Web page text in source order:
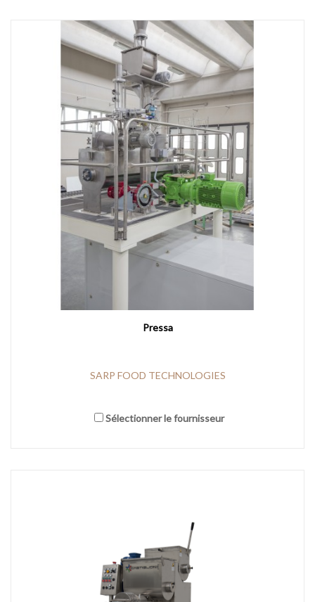
Pressa
SARP FOOD TECHNOLOGIES
Sélectionner le fournisseur